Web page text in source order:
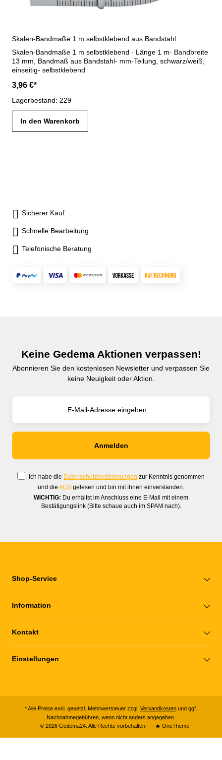
Skalen-Bandmaße 1 m selbstklebend aus Bandstahl
Skalen-Bandmaße 1 m selbstklebend - Länge 1 m- Bandbreite
13 mm, Bandmaß aus Bandstahl- mm-Teilung, schwarz/weiß,
einseitig- selbstklebend
3,96 €*
Lagerbestand: 229
In den Warenkorb
Sicherer Kauf
Schnelle Bearbeitung
Telefonische Beratung
Keine Gedema Aktionen verpassen!
Abonnieren Sie den kostenlosen Newsletter und verpassen Sie
keine Neuigkeit oder Aktion.
Ich habe die Datenschutzbestimmungen zur Kenntnis genommen
und die AGB gelesen und bin mit ihnen einverstanden.
WICHTIG: Du erhältst im Anschluss eine E-Mail mit einem
Bestätigungslink (Bitte schaue auch im SPAM nach).
Shop-Service
Information
Kontakt
Einstellungen
* Alle Preise exkl. gesetzl. Mehrwertsteuer zzgl. Versandkosten und ggf.
Nachnahmegebühren, wenn nicht anders angegeben.
— © 2026 Gedema24. Alle Rechte vorbehalten. — 🔥 OneTheme